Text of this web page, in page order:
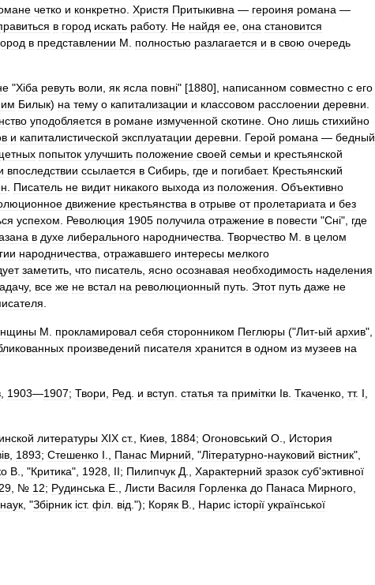
четко и конкретно Христя Притыкивна — героиня романа —
в город искать работу. Не найдя ее она становится
в представлении М полностью разлагается и в свою очередь
"Хіба ревуть воли як ясла повні" [1880], написанном совместно с его
Билык) на тему о капитализации и классовом расслоении деревни
уподобляется в романе измученной скотине Оно лишь стихийно
и капиталистической эксплуатации деревни Герой романа — бедный
попыток улучшить положение своей семьи и крестьянской
впоследствии ссылается в Сибирь где и погибает. Крестьянский
Писатель не видит никакого выхода из положения Объективно
движение крестьянства в отрыве от пролетариата и без
успехом Революция 1905 получила отражение в повести "Сні", где
в духе либерального народничества Творчество М в целом
народничества отражавшего интересы мелкого
заметить что писатель ясно осознавая необходимость наделения
, все же не встал на революционный путь Этот путь даже не
М прокламировал себя сторонником Пеглюры ("Лит-ый архив",
произведений писателя хранится в одном из музеев на
1903—1907; Твори Ред и вступ статья та примітки Iв Ткаченко тт. I
литературы XIX ст., Киев 1884; Огоновський О
История
ів 1893; Стешенко І Панас Мирний , "Літературно-науковий вістник",
В ., "Критика", 1928 II; Пилипчук Д Характерний зразок суб'эктивної
, № 12; Рудинська Е Листи Василя Горленка до Панаса Мирного
наук , "Збірник іст. філ від ."); Коряк В Нарис історії української